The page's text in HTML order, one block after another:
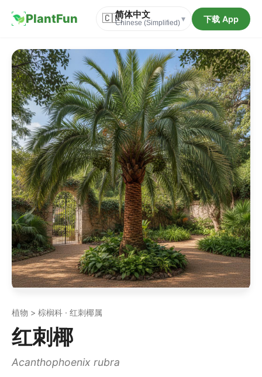
PlantFun 🇨🇳简体中文
Chinese (Simplified)▾ 下载 App
植物 > 棕榈科 · 红刺椰属
红刺椰
Acanthophoenix rubra